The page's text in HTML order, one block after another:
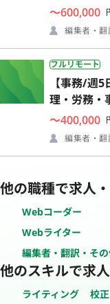
〜600,000
編集者・
フルリモート
【事務/週
理・労務・
〜400,000
編集者・
他の職種で求人
Webコーダー
Webライター
編集者・翻訳・そ
他のスキルで求
ライティング 校